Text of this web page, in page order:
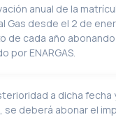
anual de la
Gas desde el 2 de
de cada año
por ENARGAS.
a dicha fecha
se deberá abonar el